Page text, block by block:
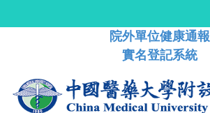
院外單位健康通報
實名登記系統